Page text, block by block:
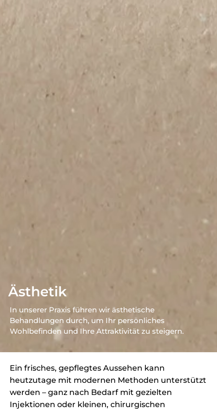
Ästhetik
In unserer Praxis führen wir ästhetische
Behandlungen durch, um Ihr persönliches
Wohlbefinden und Ihre Attraktivität zu steigern.
Ein frisches, gepflegtes Aussehen kann
heutzutage mit modernen Methoden unterstützt
werden – ganz nach Bedarf mit gezielten
Injektionen oder kleinen, chirurgischen